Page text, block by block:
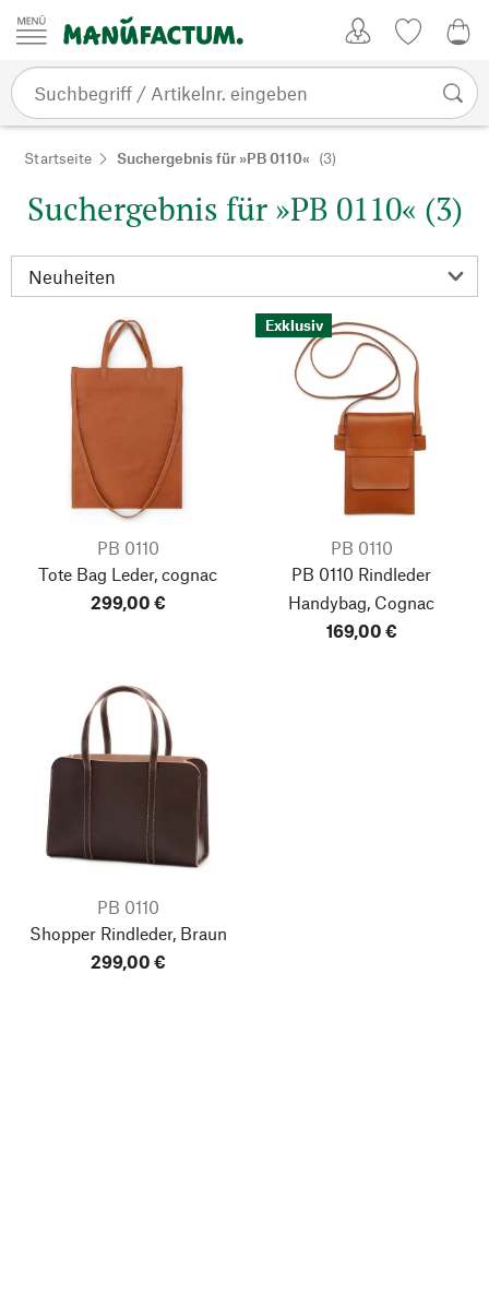
Zum Inhalt springen
Startseite Suchergebnis für »PB 0110« (3)
Suchergebnis für »PB 0110« (3)
PB 0110
Tote Bag Leder, cognac
299,00 €
Exklusiv
PB 0110
PB 0110 Rindleder
Handybag, Cognac
169,00 €
PB 0110
Shopper Rindleder, Braun
299,00 €